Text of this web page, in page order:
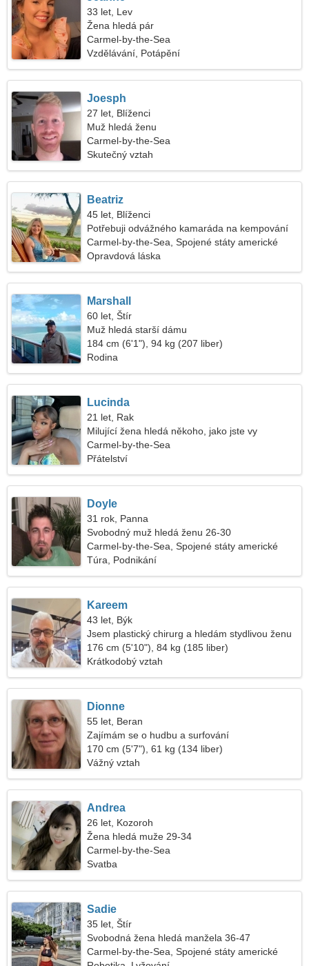
33 let, Lev
Žena hledá pár
Carmel-by-the-Sea
Vzdělávání, Potápění
Joesph
27 let, Blíženci
Muž hledá ženu
Carmel-by-the-Sea
Skutečný vztah
Beatriz
45 let, Blíženci
Potřebuji odvážného kamaráda na kempování
Carmel-by-the-Sea, Spojené státy americké
Opravdová láska
Marshall
60 let, Štír
Muž hledá starší dámu
184 cm (6'1"), 94 kg (207 liber)
Rodina
Lucinda
21 let, Rak
Milující žena hledá někoho, jako jste vy
Carmel-by-the-Sea
Přátelství
Doyle
31 rok, Panna
Svobodný muž hledá ženu 26-30
Carmel-by-the-Sea, Spojené státy americké
Túra, Podnikání
Kareem
43 let, Býk
Jsem plastický chirurg a hledám stydlivou ženu
176 cm (5'10"), 84 kg (185 liber)
Krátkodobý vztah
Dionne
55 let, Beran
Zajímám se o hudbu a surfování
170 cm (5'7"), 61 kg (134 liber)
Vážný vztah
Andrea
26 let, Kozoroh
Žena hledá muže 29-34
Carmel-by-the-Sea
Svatba
Sadie
35 let, Štír
Svobodná žena hledá manžela 36-47
Carmel-by-the-Sea, Spojené státy americké